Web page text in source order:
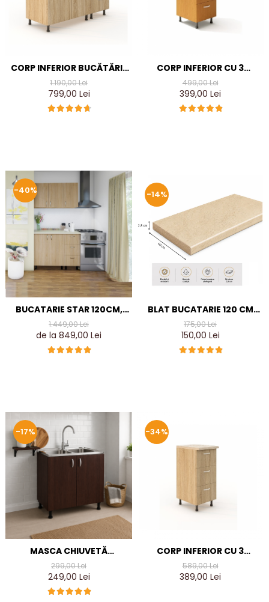
CORP INFERIOR BUCĂTĂRIE
140 CM CU BLAT, SONOMA,
PAL 18 MM – DEPOZITARE
EXTINSĂ
1.190,00 Lei
799,00 Lei
CORP INFERIOR CU 3
SERTARE L40XH90X50A
CM, CULOARE CIRES, PAL
18MM
499,00 Lei
399,00 Lei
-40%
BUCATARIE STAR 120CM,
CULOARE SONOMA DIN PAL
DE 18MM
1.449,00 Lei
de la 849,00 Lei
-14%
BLAT BUCATARIE 120 CM
TRAVERTIN LUIOS DE 28
MM, TERMO-REZISTENT
175,00 Lei
150,00 Lei
-17%
MASCA CHIUVETĂ
80X87X50 CM, 2 UȘI,
WENGE, PAL 18 MM,
PICIOARE REGLABILE
299,00 Lei
249,00 Lei
-34%
CORP INFERIOR CU 3
SERTARE L40XH90X50A
CM, CULOARE SONOMA, PAL
589,00 Lei
389,00 Lei